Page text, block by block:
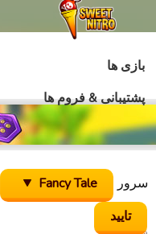
بازی ها
پشتیبانی & فروم ها
سرور Fancy Tale